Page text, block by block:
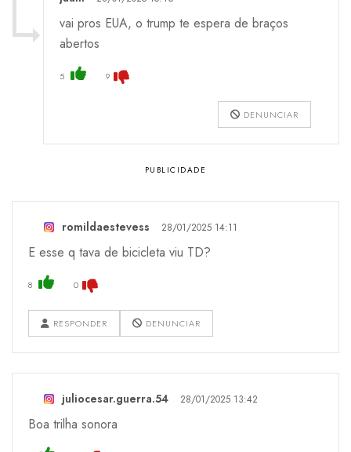
vai pros EUA, o trump te espera de braços
abertos
5 9
DENUNCIAR
romildaestevess 28/01/2025 14:11
E esse q tava de bicicleta viu TD?
8 0
RESPONDER DENUNCIAR
juliocesar.guerra.54 28/01/2025 13:42
Boa trilha sonora